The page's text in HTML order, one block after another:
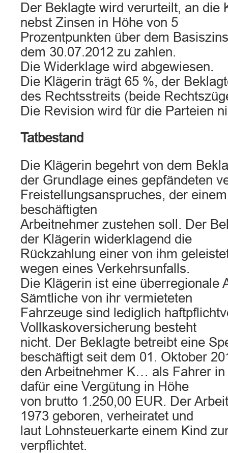
Der Beklagte wird verurteilt, an die
nebst Zinsen in Höhe von 5
Prozentpunkten über dem
dem 30.07.2012 zu zahlen.
Die Widerklage wird abgewiesen.
Die Klägerin trägt 65 %, der
des Rechtsstreits (beide
Die Revision wird für die Parteien
Tatbestand
Die Klägerin begehrt von dem
der Grundlage eines gepfändeten
Freistellungsanspruches, der
beschäftigten
Arbeitnehmer zustehen soll. Der
der Klägerin widerklagend die
Rückzahlung einer von ihm
wegen eines Verkehrsunfalls.
Die Klägerin ist eine überregionale
Sämtliche von ihr vermieteten
Fahrzeuge sind lediglich
Vollkaskoversicherung besteht
nicht. Der Beklagte betreibt eine
beschäftigt seit dem 01. Oktober
den Arbeitnehmer K… als Fahrer in
dafür eine Vergütung in Höhe
von brutto 1.250,00 EUR. Der
1973 geboren, verheiratet und
laut Lohnsteuerkarte einem Kind
verpflichtet.